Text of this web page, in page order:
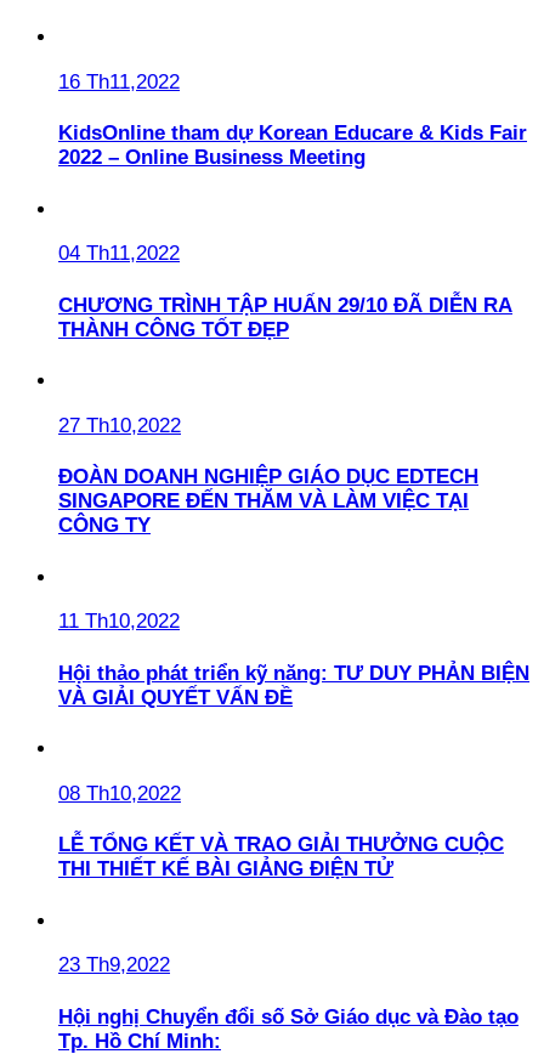
16 Th11,2022
KidsOnline tham dự Korean Educare & Kids Fair
2022 – Online Business Meeting
04 Th11,2022
CHƯƠNG TRÌNH TẬP HUẤN 29/10 ĐÃ DIỄN RA
THÀNH CÔNG TỐT ĐẸP
27 Th10,2022
ĐOÀN DOANH NGHIỆP GIÁO DỤC EDTECH
SINGAPORE ĐẾN THĂM VÀ LÀM VIỆC TẠI
CÔNG TY
11 Th10,2022
Hội thảo phát triển kỹ năng: TƯ DUY PHẢN BIỆN
VÀ GIẢI QUYẾT VẤN ĐỀ
08 Th10,2022
LỄ TỔNG KẾT VÀ TRAO GIẢI THƯỞNG CUỘC
THI THIẾT KẾ BÀI GIẢNG ĐIỆN TỬ
23 Th9,2022
Hội nghị Chuyển đổi số Sở Giáo dục và Đào tạo
Tp. Hồ Chí Minh: